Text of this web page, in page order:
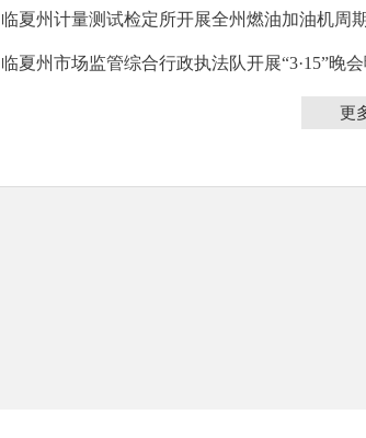
临夏州计量测试检定所开展全州燃油加油机周
临夏州市场监管综合行政执法队开展“3·15”晚
更